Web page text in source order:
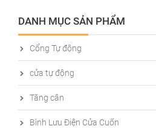
DANH MỤC SẢN PHẨM
Cổng Tự động
cửa tự động
Tăng cân
Bình Lưu Điện Cửa Cuốn